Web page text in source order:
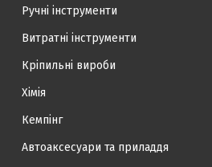
Ручні інструменти
Витратні інструменти
Кріпильні вироби
Хімія
Кемпінг
Автоаксесуари та приладдя